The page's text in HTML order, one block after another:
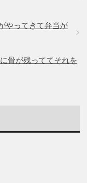
やってきて弁当が
骨が残っててそれを